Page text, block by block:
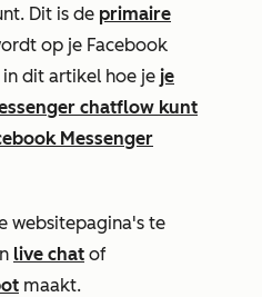
Dit is de primaire
op je Facebook
in dit artikel hoe je je
chatflow kunt
Messenger
websitepagina's te
live chat of
maakt.